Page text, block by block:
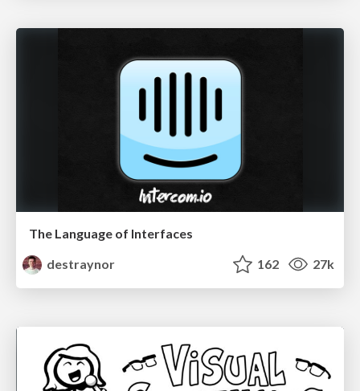
The Language of Interfaces
destraynor
162 27k